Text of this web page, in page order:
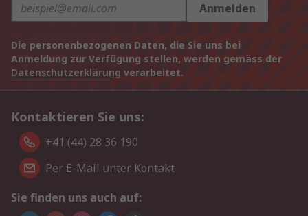
Anmelden
Die personenbezogenen Daten, die Sie uns bei
Anmeldung zur Verfügung stellen, werden gemäss der
Datenschutzerklärung verarbeitet.
Kontaktieren Sie uns:
+41 (44) 28 36 190
Per E-Mail unter Kontakt
Sie finden uns auch auf: